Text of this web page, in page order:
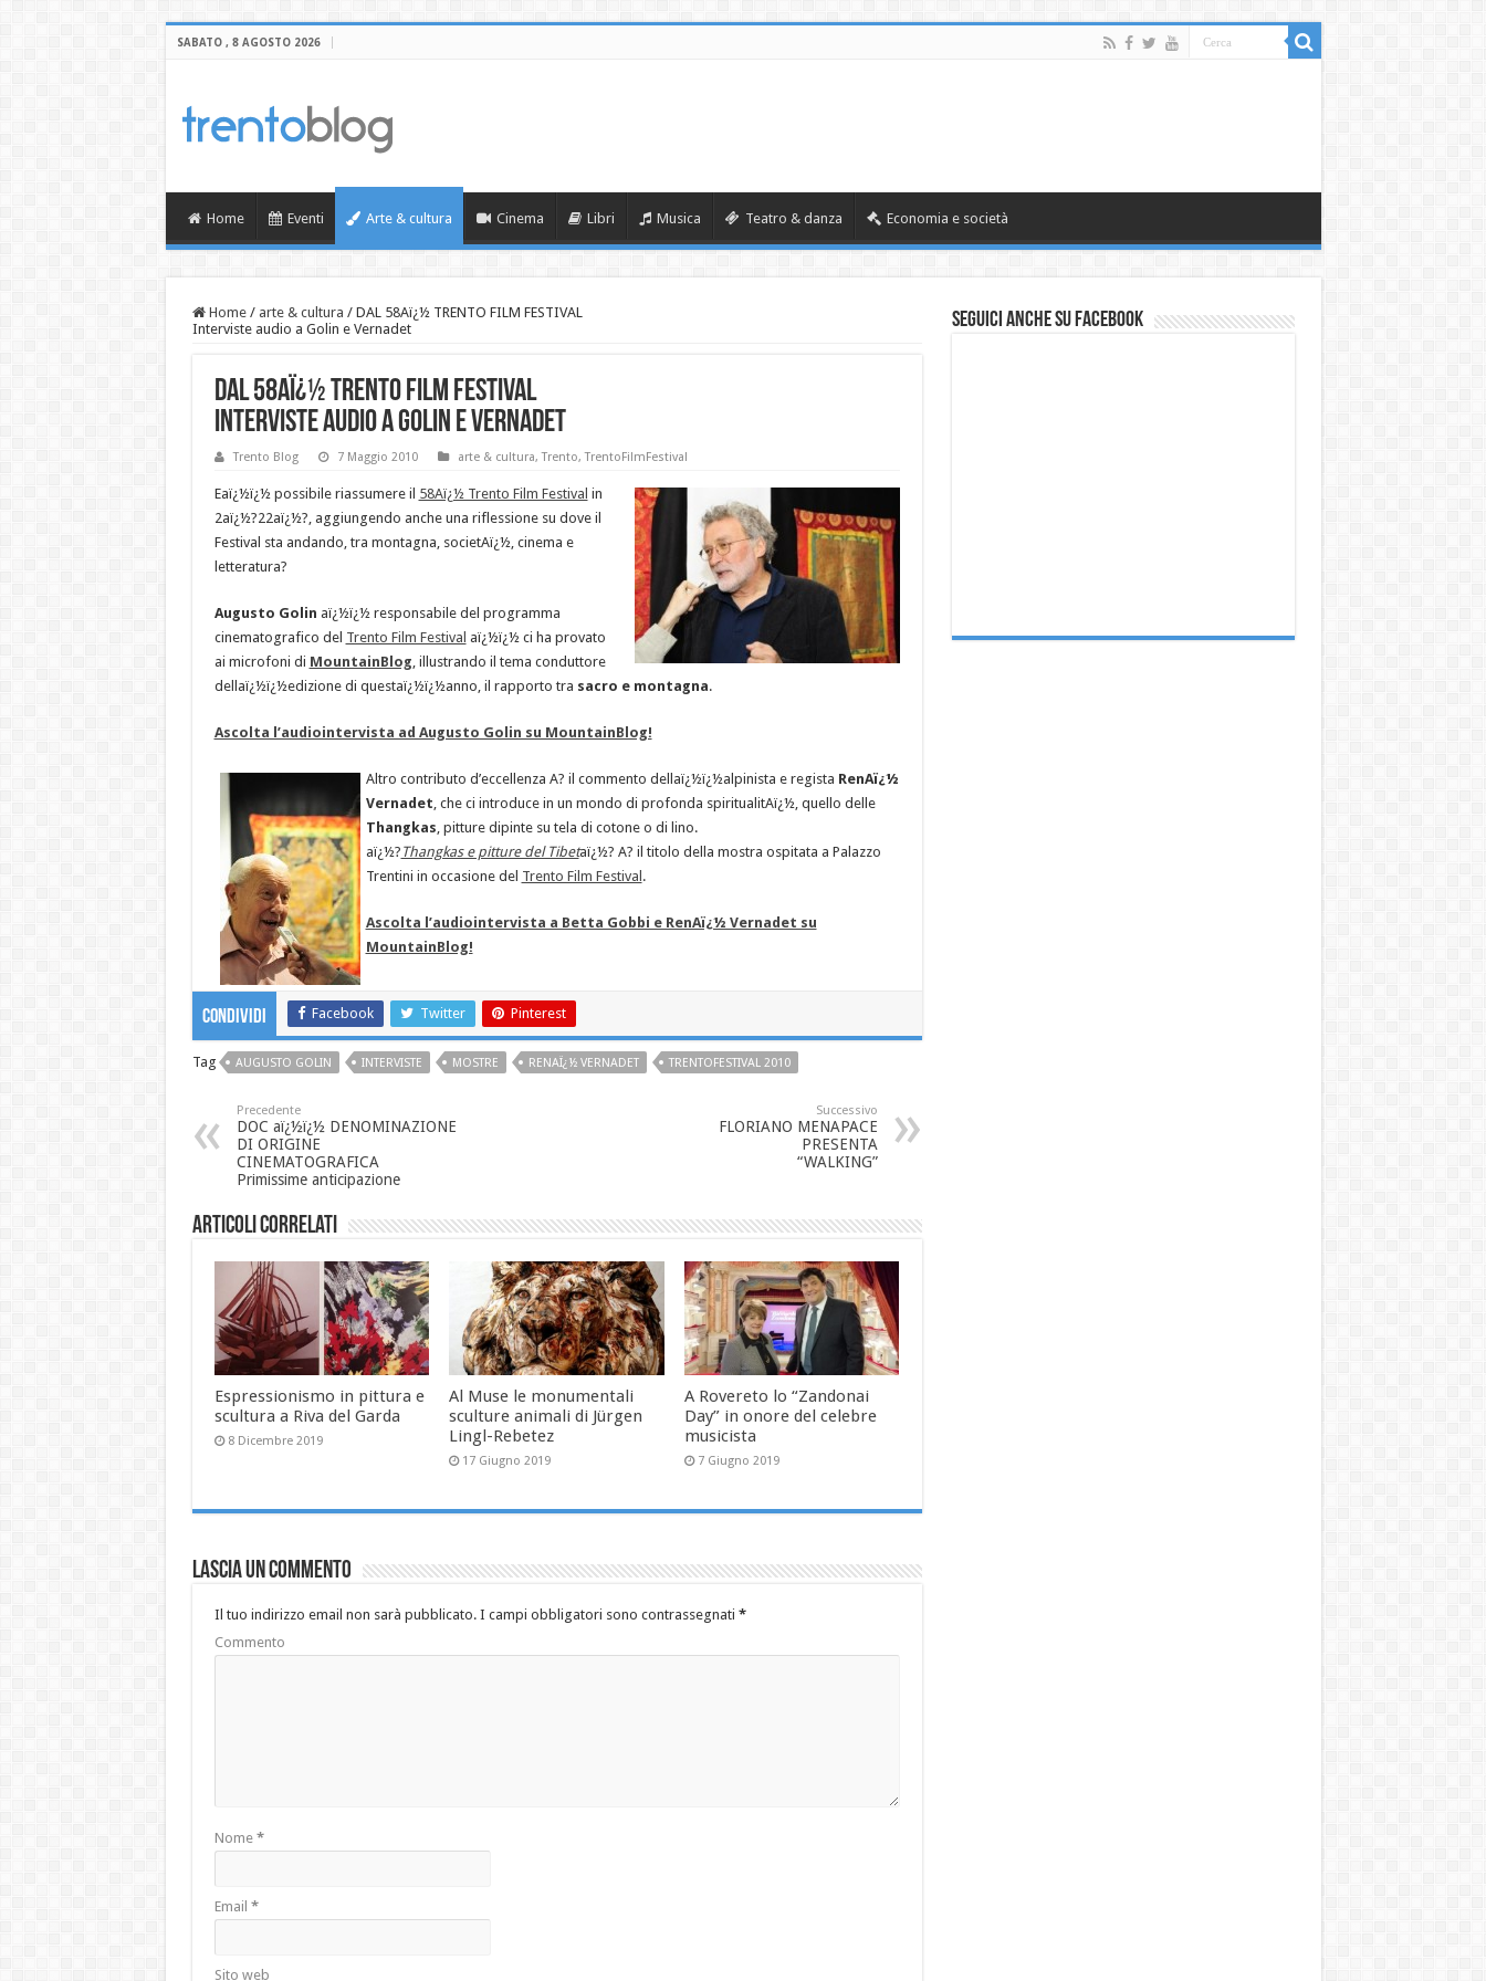
SABATO , 8 AGOSTO 2026
Home Eventi Arte & cultura Cinema Libri Musica Teatro & danza Economia e società
Home / arte & cultura / DAL 58Aï¿½ TRENTO FILM FESTIVAL
Interviste audio a Golin e Vernadet
DAL 58Aï¿½ TRENTO FILM FESTIVAL
Interviste audio a Golin e Vernadet
Trento Blog 7 Maggio 2010 arte & cultura,Trento,TrentoFilmFestival
Eaï¿½ï¿½ possibile riassumere il 58Aï¿½ Trento Film Festival in
2aï¿½?22aï¿½?, aggiungendo anche una riflessione su dove il
Festival sta andando, tra montagna, societAï¿½, cinema e
letteratura?
Augusto Golin aï¿½ï¿½ responsabile del programma
cinematografico del Trento Film Festival aï¿½ï¿½ ci ha provato
ai microfoni di MountainBlog , illustrando il tema conduttore
dellaï¿½ï¿½edizione di questaï¿½ï¿½anno, il rapporto tra sacro e montagna.
Ascolta l’audiointervista ad Augusto Golin su MountainBlog!
Altro contributo d’eccellenza A? il commento dellaï¿½ï¿½alpinista e regista RenAï¿½
Vernadet , che ci introduce in un mondo di profonda spiritualitAï¿½, quello delle
Thangkas , pitture dipinte su tela di cotone o di lino.
aï¿½? Thangkas e pitture del Tibetaï¿½? A? il titolo della mostra ospitata a Palazzo
Trentini in occasione del Trento Film Festival.
Ascolta l’audiointervista a Betta Gobbi e RenAï¿½ Vernadet su
MountainBlog!
Condividi Facebook Twitter Pinterest
Tag AUGUSTO GOLIN INTERVISTE MOSTRE RENAÏ¿½ VERNADET TRENTOFESTIVAL 2010
Precedente
DOC aï¿½ï¿½ DENOMINAZIONE
DI ORIGINE
CINEMATOGRAFICA
Primissime anticipazione
Successivo
FLORIANO MENAPACE
PRESENTA
“WALKING”
Articoli correlati
Espressionismo in pittura e
scultura a Riva del Garda
8 Dicembre 2019
Al Muse le monumentali
sculture animali di Jürgen
Lingl-Rebetez
17 Giugno 2019
A Rovereto lo “Zandonai
Day” in onore del celebre
musicista
7 Giugno 2019
Lascia un commento
Il tuo indirizzo email non sarà pubblicato.I campi obbligatori sono contrassegnati *
Commento
Nome *
Email *
Sito web
Seguici anche su Facebook